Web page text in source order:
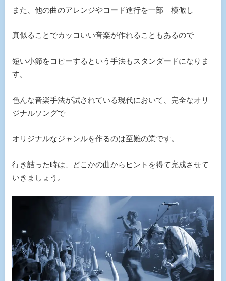
また、他の曲のアレンジやコード進行を一部 模倣し
真似ることでカッコいい音楽が作れることもあるので
短い小節をコピーするという手法もスタンダードになりま
す。
色んな音楽手法が試されている現代において、完全なオリ
ジナルソングで
オリジナルなジャンルを作るのは至難の業です。
行き詰った時は、どこかの曲からヒントを得て完成させて
いきましょう。